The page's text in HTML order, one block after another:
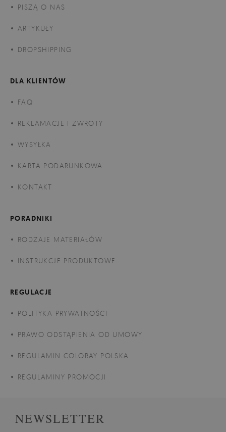
PISZĄ O NAS
ARTYKUŁY
DROPSHIPPING
DLA KLIENTÓW
FAQ
REKLAMACJE I ZWROTY
WYSYŁKA
KARTA PODARUNKOWA
KONTAKT
PORADNIKI
RODZAJE MATERIAŁÓW
INSTRUKCJE PRODUKTOWE
REGULACJE
POLITYKA PRYWATNOŚCI
PRAWO ODSTĄPIENIA OD UMOWY
REGULAMIN COLORAY POLSKA
REGULAMINY PROMOCJI
NEWSLETTER